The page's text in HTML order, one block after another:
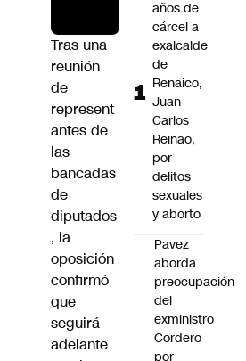
Tras una
reunión
de
represent
antes de
las
bancadas
de
diputados
, la
oposición
confirmó
que
seguirá
adelante
años de
cárcel a
exalcalde
de
Renaico,
Juan
Carlos
Reinao,
por
delitos
sexuales
y aborto
Pavez
aborda
preocupación
del
exministro
Cordero
por